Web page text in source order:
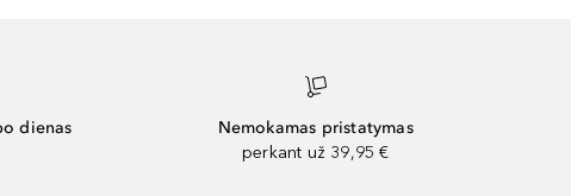
dienas
Nemokamas pristatymas
perkant už 39,95 €